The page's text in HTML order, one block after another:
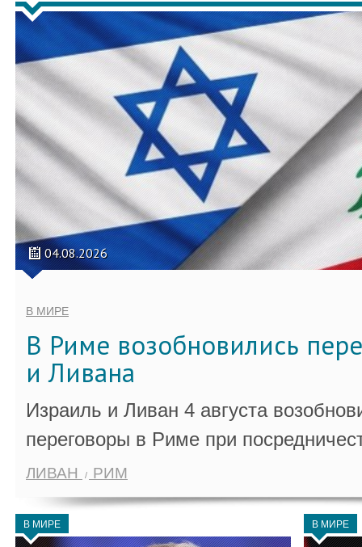
04.08.2026
В МИРЕ
В Риме возобновились
и Ливана
Израиль и Ливан 4 августа
переговоры в Риме при
ЛИВАН РИМ
В МИРЕ В МИРЕ